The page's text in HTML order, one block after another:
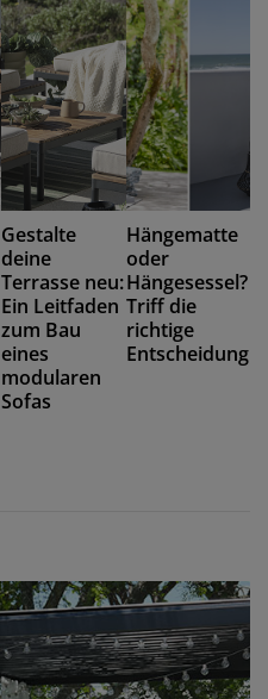
Gestalte
deine
Terrasse neu:
Ein Leitfaden
zum Bau
eines
modularen
Sofas
Hängematte
oder
Hängesessel?
Triff die
richtige
Entscheidung